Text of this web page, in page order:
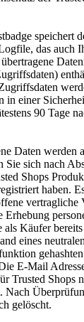
speichert
das auch
in einer
90 Tage
Daten werden
Sie sich nach
Shops
haben.
Erhebung
als Käufer
eines
E-Mail
Trusted Shops
Nach
gelöscht.